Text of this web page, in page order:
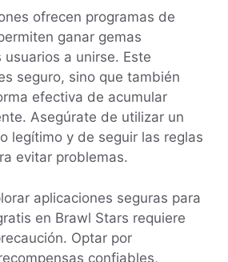
ofrecen programas de
ganar gemas
a unirse. Este
seguro, sino que también
efectiva de acumular
Asegúrate de utilizar un
legítimo y de seguir las reglas
evitar problemas.
aplicaciones seguras para
en Brawl Stars requiere
Optar por
confiables,